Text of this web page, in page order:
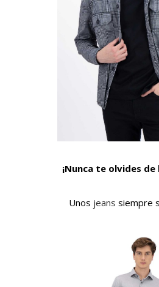
¡Nunca te olvides de
Unos jeans siempre